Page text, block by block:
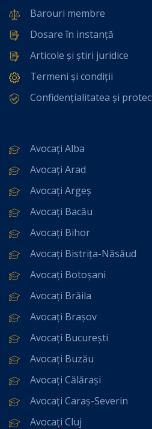
Barouri membre
Dosare în instanță
Articole și știri juridice
Termeni și condiții
Confidențialitatea și
Avocați Alba
Avocați Arad
Avocați Argeș
Avocați Bacău
Avocați Bihor
Avocați Bistrița-Năsăud
Avocați Botoșani
Avocați Brăila
Avocați Brașov
Avocați București
Avocați Buzău
Avocați Călărași
Avocați Caraș-Severin
Avocați Cluj